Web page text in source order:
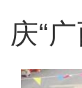
庆“